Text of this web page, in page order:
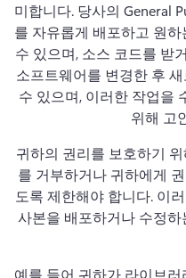
미합니다. 당사의 General
를 자유롭게 배포하고 원
수 있으며, 소스 코드를 받
소프트웨어를 변경한 후
수 있으며, 이러한 작업을
위해 고
귀하의 권리를 보호하기
를 거부하거나 귀하에게
도록 제한해야 합니다. 이
사본을 배포하거나 수정
예를 들어 귀하가 라이브